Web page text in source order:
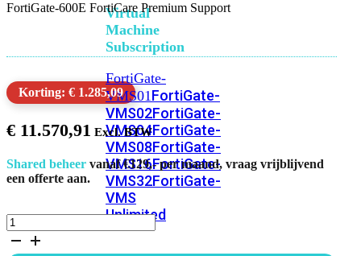
Virtual
Machine
Subscription
FortiGate-
VMS01FortiGate-
VMS02FortiGate-
VMS04FortiGate-
VMS08FortiGate-
VMS16FortiGate-
VMS32FortiGate-
VMS
Unlimited
FortiGate-600E FortiCare Premium Support
Korting: € 1.285,09
€ 11.570,91
Shared beheer vanaf €129,- per maand, vraag vrijblijvend
een offerte aan.
FortiGate-
600E